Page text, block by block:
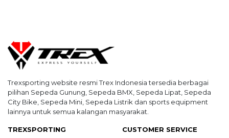
Trexsporting website resmi Trex Indonesia tersedia berbagai
pilihan Sepeda Gunung, Sepeda BMX, Sepeda Lipat, Sepeda
City Bike, Sepeda Mini, Sepeda Listrik dan sports equipment
lainnya untuk semua kalangan masyarakat.
TREXSPORTING
CUSTOMER SERVICE